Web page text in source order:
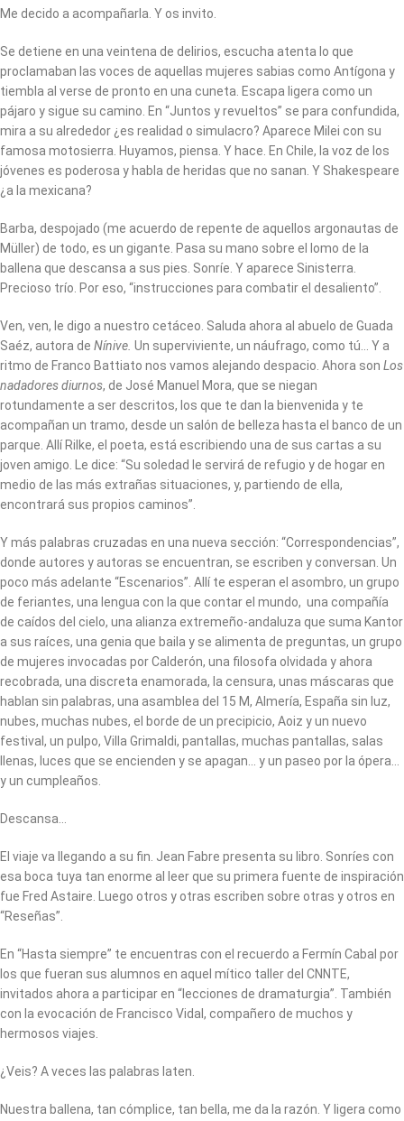
Me decido a acompañarla. Y os invito.
Se detiene en una veintena de delirios, escucha atenta lo que
proclamaban las voces de aquellas mujeres sabias como Antígona y
tiembla al verse de pronto en una cuneta. Escapa ligera como un
pájaro y sigue su camino. En “Juntos y revueltos” se para confundida,
mira a su alrededor ¿es realidad o simulacro? Aparece Milei con su
famosa motosierra. Huyamos, piensa. Y hace. En Chile, la voz de los
jóvenes es poderosa y habla de heridas que no sanan. Y Shakespeare
¿a la mexicana?
Barba, despojado (me acuerdo de repente de aquellos argonautas de
Müller) de todo, es un gigante. Pasa su mano sobre el lomo de la
ballena que descansa a sus pies. Sonríe. Y aparece Sinisterra.
Precioso trío. Por eso, “instrucciones para combatir el desaliento”.
Ven, ven, le digo a nuestro cetáceo. Saluda ahora al abuelo de Guada
Saéz, autora de Nínive. Un superviviente, un náufrago, como tú… Y a
ritmo de Franco Battiato nos vamos alejando despacio. Ahora son Los
nadadores diurnos, de José Manuel Mora, que se niegan
rotundamente a ser descritos, los que te dan la bienvenida y te
acompañan un tramo, desde un salón de belleza hasta el banco de un
parque. Allí Rilke, el poeta, está escribiendo una de sus cartas a su
joven amigo. Le dice: “Su soledad le servirá de refugio y de hogar en
medio de las más extrañas situaciones, y, partiendo de ella,
encontrará sus propios caminos”.
Y más palabras cruzadas en una nueva sección: “Correspondencias”,
donde autores y autoras se encuentran, se escriben y conversan. Un
poco más adelante “Escenarios”. Allí te esperan el asombro, un grupo
de feriantes, una lengua con la que contar el mundo, una compañía
de caídos del cielo, una alianza extremeño-andaluza que suma Kantor
a sus raíces, una genia que baila y se alimenta de preguntas, un grupo
de mujeres invocadas por Calderón, una filosofa olvidada y ahora
recobrada, una discreta enamorada, la censura, unas máscaras que
hablan sin palabras, una asamblea del 15 M, Almería, España sin luz,
nubes, muchas nubes, el borde de un precipicio, Aoiz y un nuevo
festival, un pulpo, Villa Grimaldi, pantallas, muchas pantallas, salas
llenas, luces que se encienden y se apagan… y un paseo por la ópera…
y un cumpleaños.
Descansa…
El viaje va llegando a su fin. Jean Fabre presenta su libro. Sonríes con
esa boca tuya tan enorme al leer que su primera fuente de inspiración
fue Fred Astaire. Luego otros y otras escriben sobre otras y otros en
“Reseñas”.
En “Hasta siempre” te encuentras con el recuerdo a Fermín Cabal por
los que fueran sus alumnos en aquel mítico taller del CNNTE,
invitados ahora a participar en “lecciones de dramaturgia”. También
con la evocación de Francisco Vidal, compañero de muchos y
hermosos viajes.
¿Veis? A veces las palabras laten.
Nuestra ballena, tan cómplice, tan bella, me da la razón. Y ligera como